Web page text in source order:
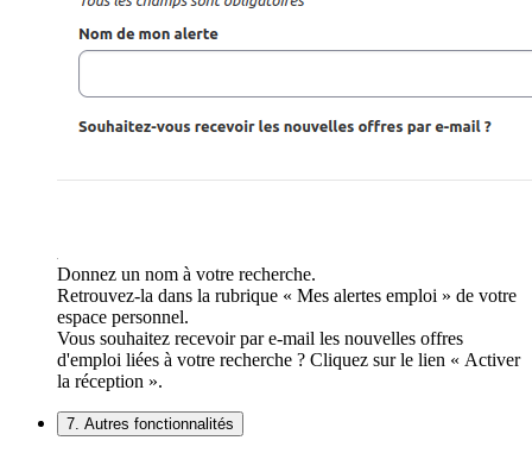
Donnez un nom à votre recherche.
Retrouvez-la dans la rubrique « Mes alertes emploi » de votre
espace personnel.
Vous souhaitez recevoir par e-mail les nouvelles offres
d'emploi liées à votre recherche ? Cliquez sur le lien « Activer
la réception ».
7. Autres fonctionnalités